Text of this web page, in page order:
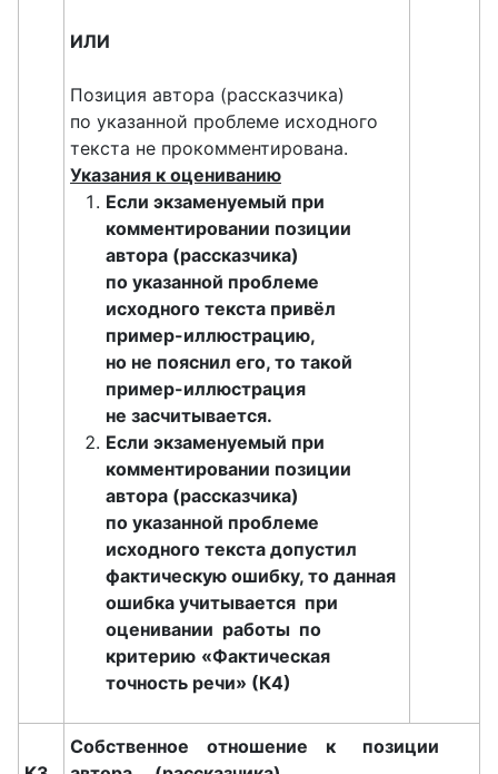
ИЛИ
Позиция автора (рассказчика)
по указанной проблеме исходного
текста не прокомментирована.
Указания к оцениванию
Если экзаменуемый при
комментировании позиции
автора (рассказчика)
по указанной проблеме
исходного текста привёл
пример-иллюстрацию,
но не пояснил его, то такой
пример-иллюстрация
не засчитывается.
Если экзаменуемый при
комментировании позиции
автора (рассказчика)
по указанной проблеме
исходного текста допустил
фактическую ошибку, то данная
ошибка учитывается при
оценивании работы по
критерию «Фактическая
точность речи» (К4)
Собственное отношение к позиции